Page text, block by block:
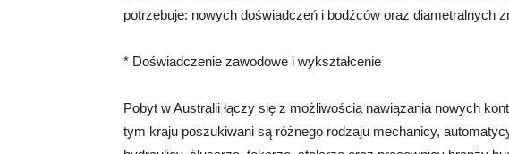
potrzebuje: nowych doświadczeń i bodźców oraz diametralnych
* Doświadczenie zawodowe i wykształcenie
Pobyt w Australii łączy się z możliwością nawiązania nowych
tym kraju poszukiwani są różnego rodzaju mechanicy,